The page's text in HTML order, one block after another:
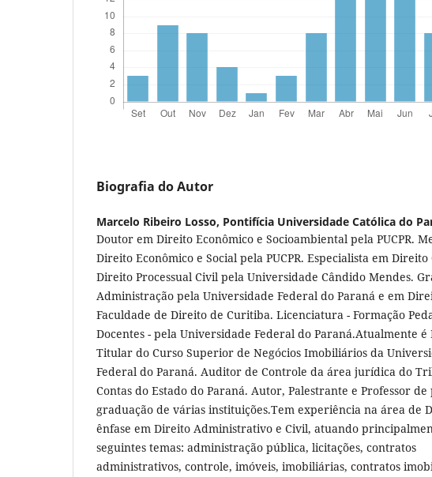
Biografia do Autor
Marcelo Ribeiro Losso, Pontifícia Universidade Católica do
Doutor em Direito Econômico e Socioambiental pela PUCPR.
Direito Econômico e Social pela PUCPR. Especialista em Direito
Direito Processual Civil pela Universidade Cândido Mendes.
Administração pela Universidade Federal do Paraná e em
Faculdade de Direito de Curitiba. Licenciatura - Formação
Docentes - pela Universidade Federal do Paraná.Atualmente é
Titular do Curso Superior de Negócios Imobiliários da
Federal do Paraná. Auditor de Controle da área jurídica do
Contas do Estado do Paraná. Autor, Palestrante e Professor de
graduação de várias instituições.Tem experiência na área de
ênfase em Direito Administrativo e Civil, atuando
seguintes temas: administração pública, licitações, contratos
administrativos, controle, imóveis, imobiliárias, contratos